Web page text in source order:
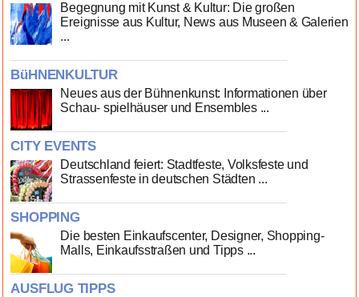
Begegnung mit Kunst & Kultur: Die großen
Ereignisse aus Kultur, News aus Museen & Galerien
...
BüHNENKULTUR
Neues aus der Bühnenkunst: Informationen über
Schau- spielhäuser und Ensembles ...
CITY EVENTS
Deutschland feiert: Stadtfeste, Volksfeste und
Strassenfeste in deutschen Städten ...
SHOPPING
Die besten Einkaufscenter, Designer, Shopping-
Malls, Einkaufsstraßen und Tipps ...
AUSFLUG TIPPS